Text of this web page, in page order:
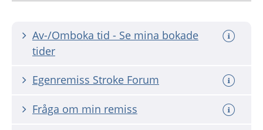
Av-/Omboka tid - Se mina bokade
tider
Egenremiss Stroke Forum
Fråga om min remiss